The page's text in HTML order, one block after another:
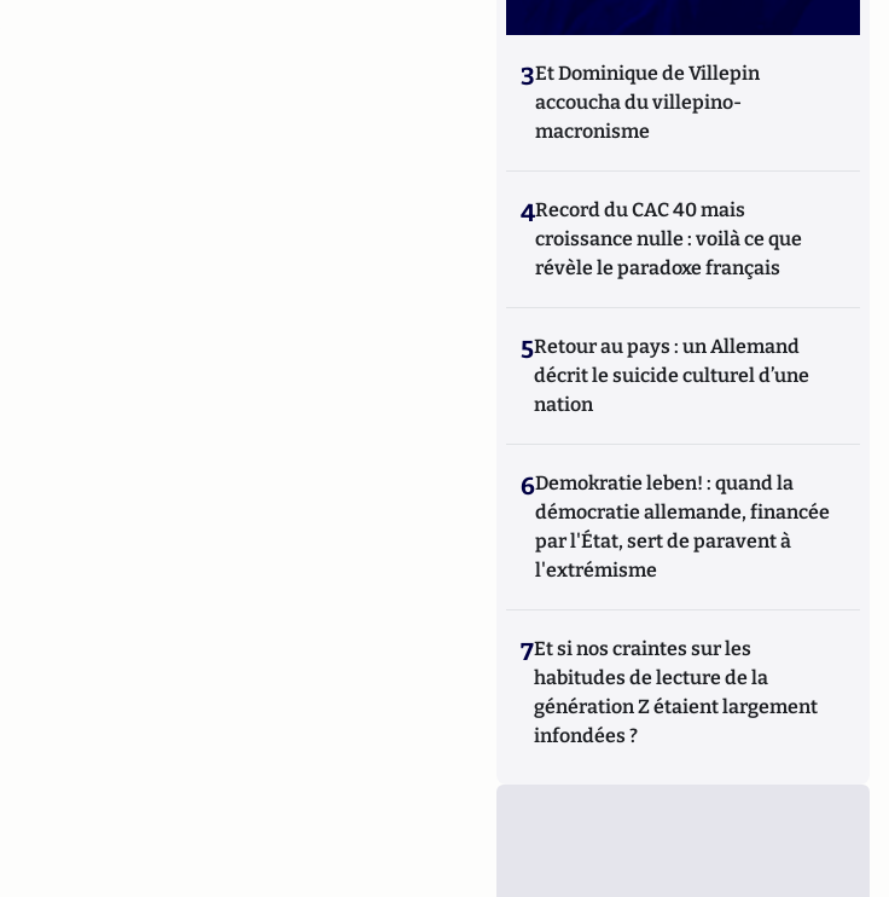
3Et Dominique de Villepin
accoucha du villepino-
macronisme
4Record du CAC 40 mais
croissance nulle : voilà ce que
révèle le paradoxe français
5Retour au pays : un Allemand
décrit le suicide culturel d’une
nation
6Demokratie leben! : quand la
démocratie allemande, financée
par l'État, sert de paravent à
l'extrémisme
7Et si nos craintes sur les
habitudes de lecture de la
génération Z étaient largement
infondées ?